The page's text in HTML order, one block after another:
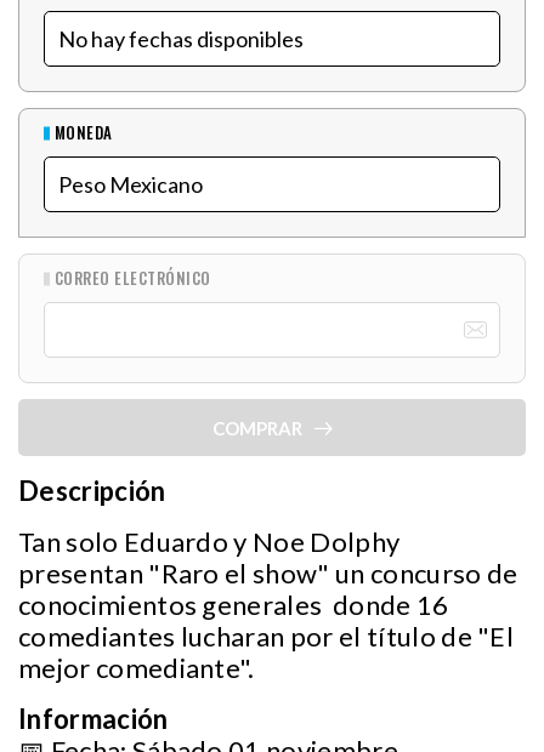
MONEDA
CORREO ELECTRÓNICO
COMPRAR
Descripción
Tan solo Eduardo y Noe Dolphy
presentan "Raro el show" un concurso de
conocimientos generales donde 16
comediantes lucharan por el título de "El
mejor comediante".
Información